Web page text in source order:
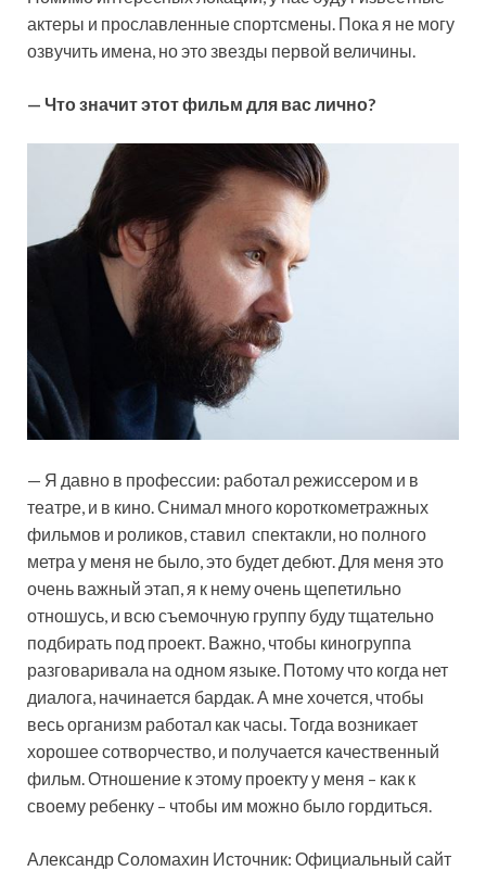
актеры и прославленные спортсмены. Пока я не могу
озвучить имена, но это звезды первой величины.
— Что значит этот фильм для вас лично?
— Я давно в профессии: работал режиссером и в
театре, и в кино. Снимал много короткометражных
фильмов и роликов, ставил спектакли, но полного
метра у меня не было, это будет дебют. Для меня это
очень важный этап, я к нему очень щепетильно
отношусь, и всю съемочную группу буду тщательно
подбирать под проект. Важно, чтобы киногруппа
разговаривала на одном языке. Потому что когда нет
диалога, начинается бардак. А мне хочется, чтобы
весь организм работал как часы. Тогда возникает
хорошее сотворчество, и получается качественный
фильм. Отношение к этому проекту у меня – как к
своему ребенку – чтобы им можно было гордиться.
Александр Соломахин Источник: Официальный сайт